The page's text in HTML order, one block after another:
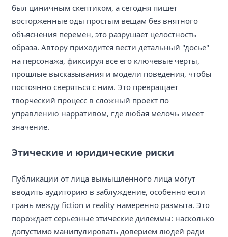
был циничным скептиком, а сегодня пишет
восторженные оды простым вещам без внятного
объяснения перемен, это разрушает целостность
образа. Автору приходится вести детальный "досье"
на персонажа, фиксируя все его ключевые черты,
прошлые высказывания и модели поведения, чтобы
постоянно сверяться с ним. Это превращает
творческий процесс в сложный проект по
управлению нарративом, где любая мелочь имеет
значение.
Этические и юридические риски
Публикации от лица вымышленного лица могут
вводить аудиторию в заблуждение, особенно если
грань между fiction и reality намеренно размыта. Это
порождает серьезные этические дилеммы: насколько
допустимо манипулировать доверием людей ради